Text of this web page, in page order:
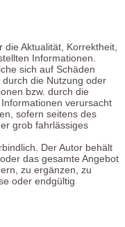
Aktualität, Korrektheit,
Informationen.
sich auf Schäden
die Nutzung oder
bzw. durch die
verursacht
sofern seitens des
grob fahrlässiges
Der Autor behält
das gesamte Angebot
zu ergänzen, zu
oder endgültig